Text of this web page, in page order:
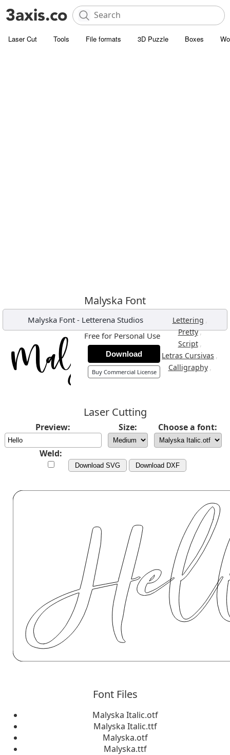
Laser Cut Tools File formats 3D Puzzle Boxes
Malyska Font
Malyska Font - Letterena Studios Lettering ,
Pretty,
Script ,
Letras Cursivas ,
Calligraphy ,
Free for Personal Use
Download
Buy Commercial License
Laser Cutting
Preview: Size: Choose a font:
Weld:
Download SVG Download DXF
Font Files
Malyska Italic.otf
Malyska Italic.ttf
Malyska.otf
Malyska.ttf